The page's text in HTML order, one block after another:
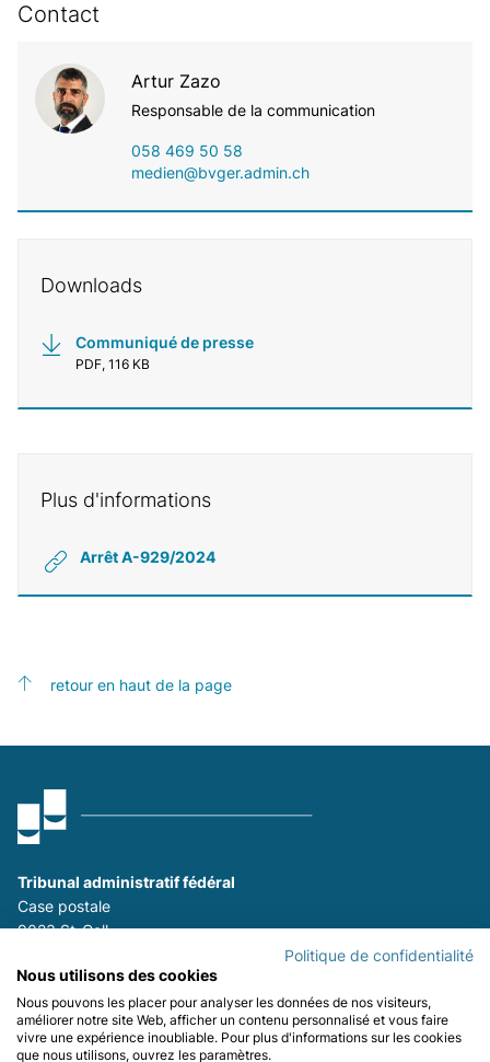
Contact
Artur Zazo
Responsable de la communication
058 469 50 58
medien@bvger.admin.ch
Downloads
Communiqué de presse
PDF, 116 KB
Plus d'informations
Arrêt A-929/2024
retour en haut de la page
Tribunal administratif fédéral
Case postale
9023 St-Gall
F+41 (0)58 465 29 80
Se tenir informé :
Politique de confidentialité
Nous utilisons des cookies
Nous pouvons les placer pour analyser les données de nos visiteurs,
améliorer notre site Web, afficher un contenu personnalisé et vous faire
vivre une expérience inoubliable. Pour plus d'informations sur les cookies
que nous utilisons, ouvrez les paramètres.